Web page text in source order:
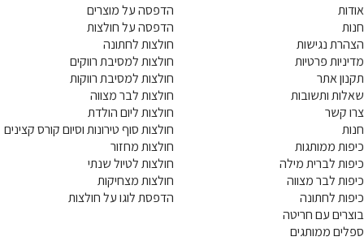
אודות
חנות
הצהרת נגישות
מדיניות פרטיות
תקנון אתר
שאלות ותשובות
צרו קשר
חנות
כיפות ממותגות
כיפות לברית מילה
כיפות לבר מצווה
כיפות לחתונה
בוצרים עם חריטה
ספלים ממותגים
הדפסה על מוצרים
הדפסה על חולצות
חולצות לחתונה
חולצות למסיבת רווקים
חולצות למסיבת רווקות
חולצות לבר מצווה
חולצות ליום הולדת
חולצות סוף טירונות וסיום קורס קצינים
חולצות מחזור
חולצות לטיול שנתי
חולצות מצחיקות
הדפסת לוגו על חולצות